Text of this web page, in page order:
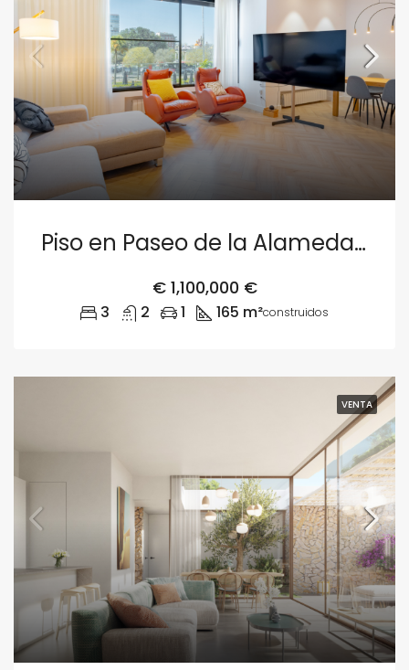
Piso en Paseo de la Alameda 13, Valencia
€1,100,000 €
3 2 1 165 m²construidos
VENTA